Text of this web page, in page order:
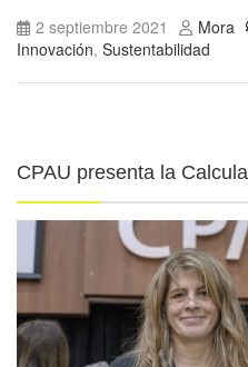
2 septiembre 2021 Mora
Innovación, Sustentabilidad
CPAU presenta la